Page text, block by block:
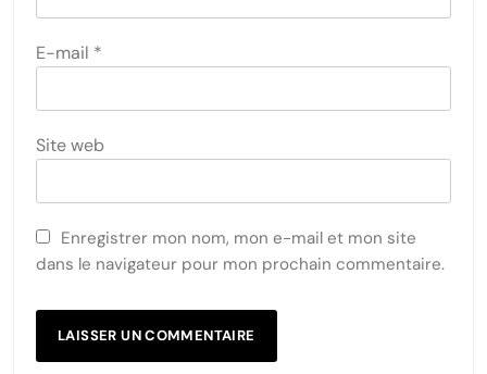
E-mail *
Site web
Enregistrer mon nom, mon e-mail et mon site
dans le navigateur pour mon prochain commentaire.